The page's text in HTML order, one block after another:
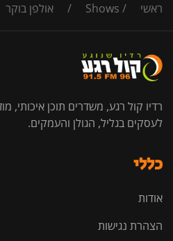
ראשי /
Shows
/ אולפן בוקר
רדיו קול רגע, משדרים תוכן איכותי,
לעסקים בגליל, הגולן והעמקים.
כללי
אודות
הצהרת נגישות